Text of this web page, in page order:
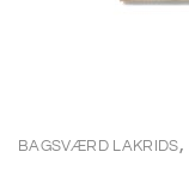
BAGSVÆRD LAKRIDS,